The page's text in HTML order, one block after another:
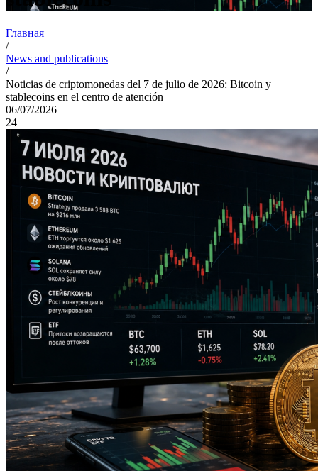
Главная
/
News and publications
/
Noticias de criptomonedas del 7 de julio de 2026: Bitcoin y
stablecoins en el centro de atención
06/07/2026
24